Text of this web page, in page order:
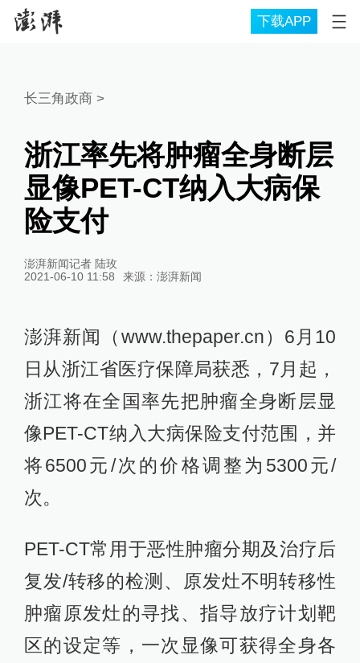
下载APP
长三角政商 >
浙江率先将肿瘤全身断层
显像PET-CT纳入大病保
险支付
澎湃新闻记者 陆玫
2021-06-10 11:58
来源： 澎湃新闻
澎湃新闻（www.thepaper.cn）6月10
日从浙江省医疗保障局获悉，7月起，
浙江将在全国率先把肿瘤全身断层显
像PET-CT纳入大病保险支付范围，并
将6500元/次的价格调整为5300元/
次。
PET-CT常用于恶性肿瘤分期及治疗后
复发/转移的检测、原发灶不明转移性
肿瘤原发灶的寻找、指导放疗计划靶
区的设定等，一次显像可获得全身各